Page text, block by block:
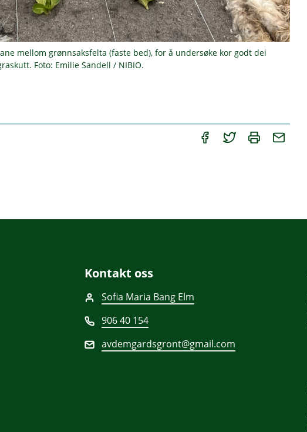
mellom grønnsaksfelta (faste bed), for å undersøke kor godt dei
Foto: Emilie Sandell / NIBIO.
Kontakt oss
Sofia Maria Bang Elm
906 40 154
avdemgardsgront@gmail.com